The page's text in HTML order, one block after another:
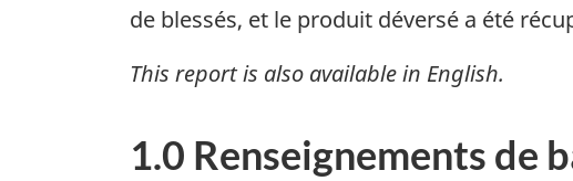
de blessés, et le produit déversé a été
This report is also available in English.
1.0 Renseignements de